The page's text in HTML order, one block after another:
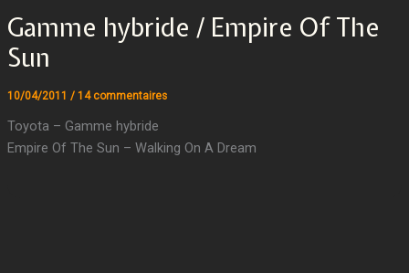
Gamme hybride / Empire Of The
Sun
10/04/2011 / 14 commentaires
Toyota – Gamme hybride
Empire Of The Sun – Walking On A Dream